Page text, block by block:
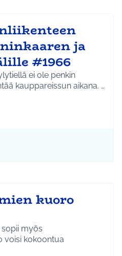
ja
#1966
ei ole penkin
penkkiä jossa voisi levähtää kauppareissun aikana. …
Riihikallio
mukaan: Ympäristö
kuoro
myös
voisi kokoontua